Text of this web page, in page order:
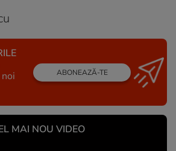
ABONEAZĂ-TE
MAI NOU VIDEO